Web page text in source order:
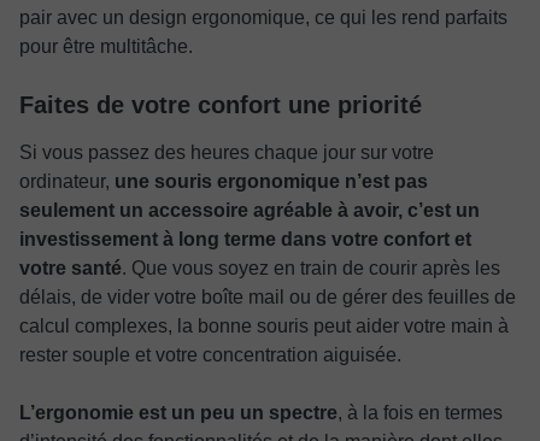
pair avec un design ergonomique, ce qui les rend parfaits
pour être multitâche.
Faites de votre confort une priorité
Si vous passez des heures chaque jour sur votre
ordinateur, une souris ergonomique n’est pas
seulement un accessoire agréable à avoir, c’est un
investissement à long terme dans votre confort et
votre santé. Que vous soyez en train de courir après les
délais, de vider votre boîte mail ou de gérer des feuilles de
calcul complexes, la bonne souris peut aider votre main à
rester souple et votre concentration aiguisée.
L’ergonomie est un peu un spectre, à la fois en termes